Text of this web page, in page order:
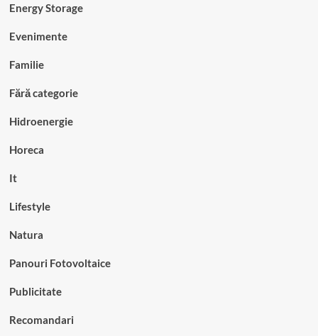
Energy Storage
Evenimente
Familie
Fără categorie
Hidroenergie
Horeca
It
Lifestyle
Natura
Panouri Fotovoltaice
Publicitate
Recomandari